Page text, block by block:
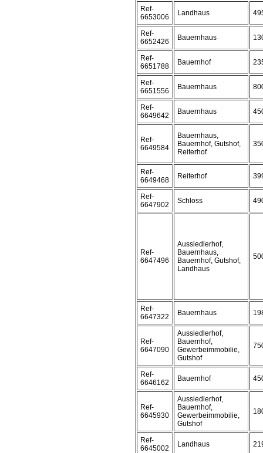
Ref-
6653006
Landhaus
Ref-
6652426
Bauernhaus
Ref-
6651788
Bauernhof
Ref-
6651556
Bauernhaus
Ref-
6649642
Bauernhaus
Ref-
6649584
Bauernhaus,
Bauernhof, Gutshof,
Reiterhof
Ref-
6649468
Reiterhof
Ref-
6647902
Schloss
Ref-
6647496
Aussiedlerhof,
Bauernhaus,
Bauernhof, Gutshof,
Landhaus
Ref-
6647322
Bauernhaus
Ref-
6647090
Aussiedlerhof,
Bauernhof,
Gewerbeimmobilie,
Gutshof
Ref-
6646162
Bauernhof
Ref-
6645930
Aussiedlerhof,
Bauernhof,
Gewerbeimmobilie,
Gutshof
Ref-
6645002
Landhaus